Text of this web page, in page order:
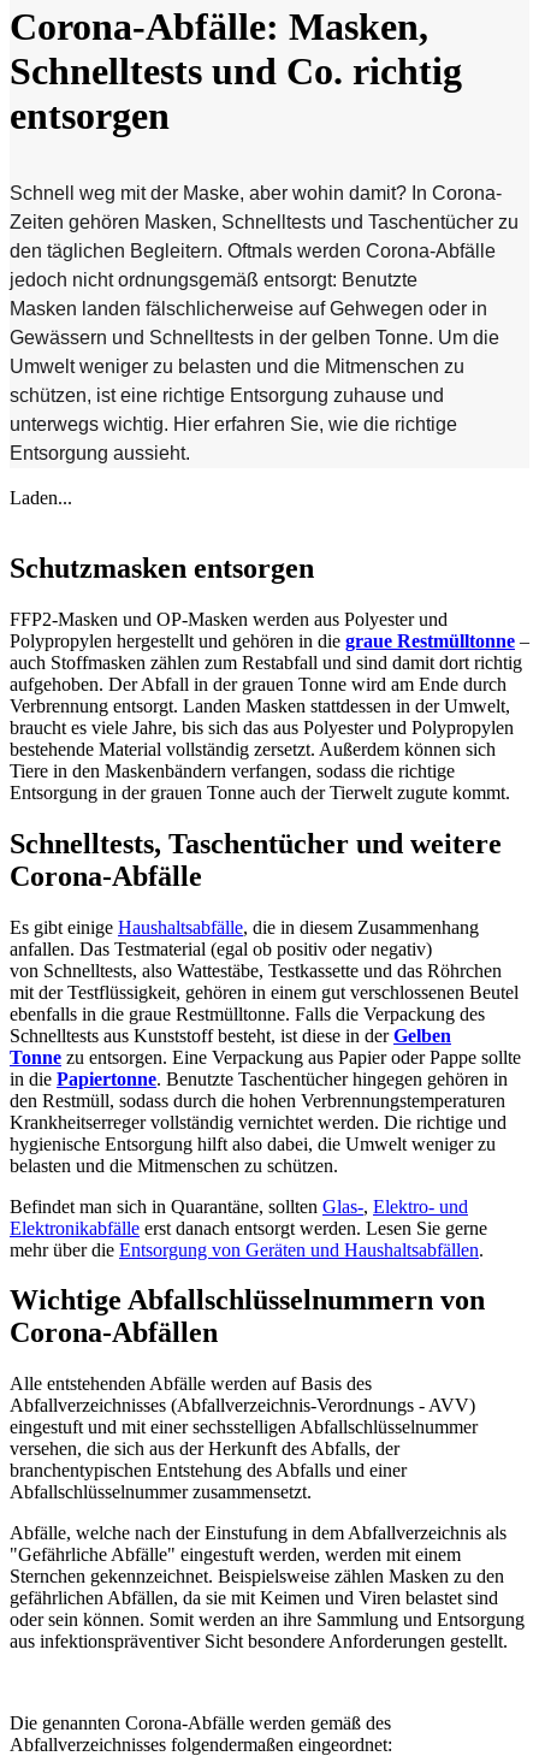
Corona-Abfälle: Masken,
Schnelltests und Co. richtig
entsorgen
Schnell weg mit der Maske, aber wohin damit? In Corona-
Zeiten gehören Masken, Schnelltests und Taschentücher zu
den täglichen Begleitern. Oftmals werden Corona-Abfälle
jedoch nicht ordnungsgemäß entsorgt: Benutzte
Masken landen fälschlicherweise auf Gehwegen oder in
Gewässern und Schnelltests in der gelben Tonne. Um die
Umwelt weniger zu belasten und die Mitmenschen zu
schützen, ist eine richtige Entsorgung zuhause und
unterwegs wichtig. Hier erfahren Sie, wie die richtige
Entsorgung aussieht.
Laden...
Schutzmasken entsorgen
FFP2-Masken und OP-Masken werden aus Polyester und
Polypropylen hergestellt und gehören in die graue Restmülltonne –
auch Stoffmasken zählen zum Restabfall und sind damit dort richtig
aufgehoben. Der Abfall in der grauen Tonne wird am Ende durch
Verbrennung entsorgt. Landen Masken stattdessen in der Umwelt,
braucht es viele Jahre, bis sich das aus Polyester und Polypropylen
bestehende Material vollständig zersetzt. Außerdem können sich
Tiere in den Maskenbändern verfangen, sodass die richtige
Entsorgung in der grauen Tonne auch der Tierwelt zugute kommt.
Schnelltests, Taschentücher und weitere
Corona-Abfälle
Es gibt einige Haushaltsabfälle, die in diesem Zusammenhang
anfallen. Das Testmaterial (egal ob positiv oder negativ)
von Schnelltests, also Wattestäbe, Testkassette und das Röhrchen
mit der Testflüssigkeit, gehören in einem gut verschlossenen Beutel
ebenfalls in die graue Restmülltonne. Falls die Verpackung des
Schnelltests aus Kunststoff besteht, ist diese in derGelben
Tonne zu entsorgen. Eine Verpackung aus Papier oder Pappe sollte
in die Papiertonne. Benutzte Taschentücher hingegen gehören in
den Restmüll, sodass durch die hohen Verbrennungstemperaturen
Krankheitserreger vollständig vernichtet werden. Die richtige und
hygienische Entsorgung hilft also dabei, die Umwelt weniger zu
belasten und die Mitmenschen zu schützen.
Befindet man sich in Quarantäne, sollten Glas-, Elektro- und
Elektronikabfälle erst danach entsorgt werden. Lesen Sie gerne
mehr über die Entsorgung von Geräten und Haushaltsabfällen.
Wichtige Abfallschlüsselnummern von
Corona-Abfällen
Alle entstehenden Abfälle werden auf Basis des
Abfallverzeichnisses (Abfallverzeichnis-Verordnungs - AVV)
eingestuft und mit einer sechsstelligen Abfallschlüsselnummer
versehen, die sich aus der Herkunft des Abfalls, der
branchentypischen Entstehung des Abfalls und einer
Abfallschlüsselnummer zusammensetzt.
Abfälle, welche nach der Einstufung in dem Abfallverzeichnis als
"Gefährliche Abfälle" eingestuft werden, werden mit einem
Sternchen gekennzeichnet. Beispielsweise zählen Masken zu den
gefährlichen Abfällen, da sie mit Keimen und Viren belastet sind
oder sein können. Somit werden an ihre Sammlung und Entsorgung
aus infektionspräventiver Sicht besondere Anforderungen gestellt.
Die genannten Corona-Abfälle werden gemäß des
Abfallverzeichnisses folgendermaßen eingeordnet: